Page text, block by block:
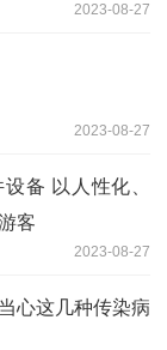
2023-08-27
2023-08-27
备 以人性化、
客
2023-08-27
心这几种传染病